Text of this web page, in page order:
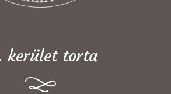
kerület torta